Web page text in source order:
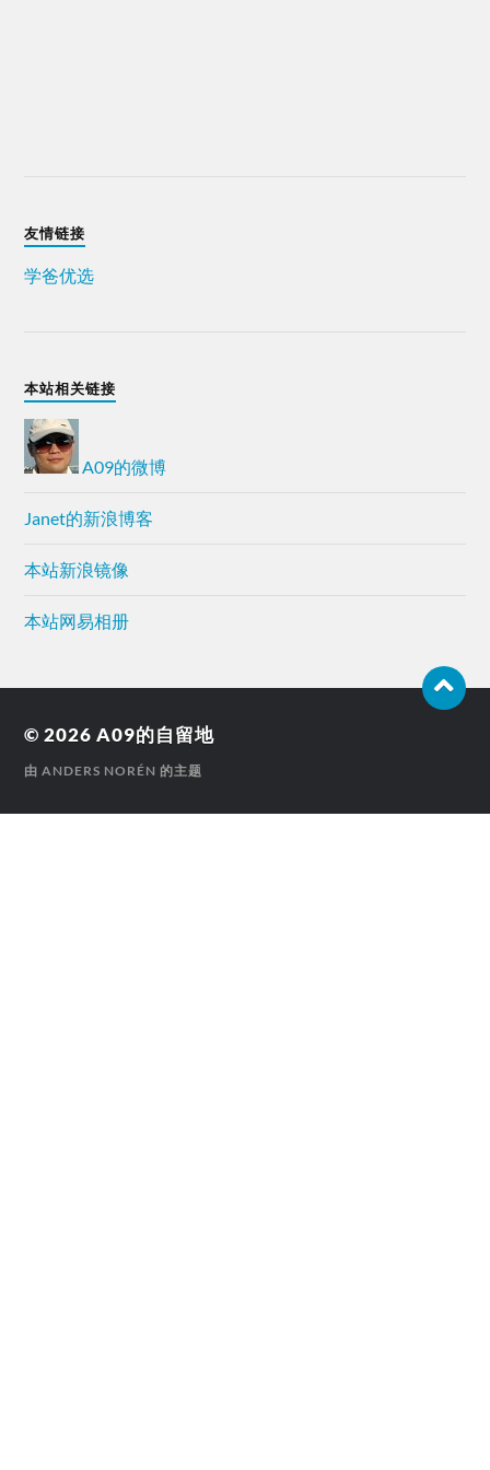
友情链接
学爸优选
本站相关链接
A09的微博
Janet的新浪博客
本站新浪镜像
本站网易相册
© 2026A09的自留地
由ANDERS NORÉN 的主题